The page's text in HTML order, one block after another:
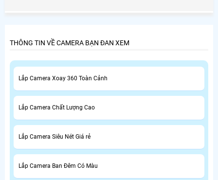
THÔNG TIN VỀ CAMERA BẠN ĐAN XEM
Lắp Camera Xoay 360 Toàn Cảnh
Lắp Camera Chất Lượng Cao
Lắp Camera Siêu Nét Giá rẻ
Lắp Camera Ban Đêm Có Màu